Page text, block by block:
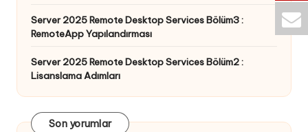
Server 2025 Remote Desktop Services Bölüm3 :
RemoteApp Yapılandırması
Server 2025 Remote Desktop Services Bölüm2 :
Lisanslama Adımları
Son yorumlar